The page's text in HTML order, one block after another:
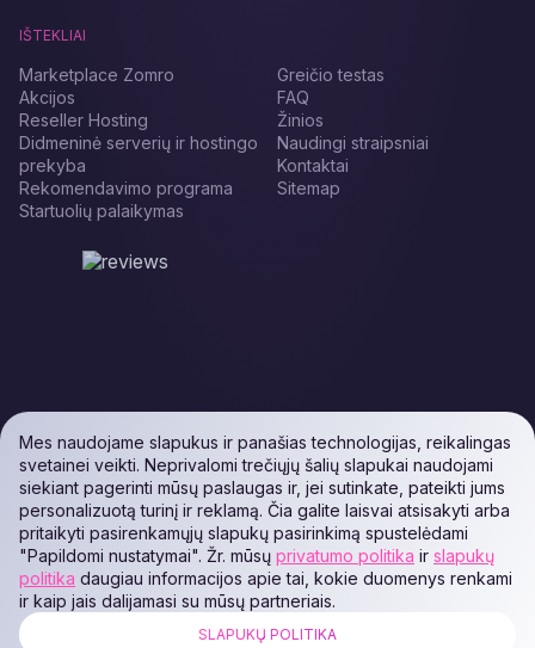
IŠTEKLIAI
Marketplace Zomro
Akcijos
Reseller Hosting
Didmeninė serverių ir hostingo
prekyba
Rekomendavimo programa
Startuolių palaikymas
Greičio testas
FAQ
Žinios
Naudingi straipsniai
Kontaktai
Sitemap
Mes naudojame slapukus ir panašias technologijas, reikalingas
svetainei veikti. Neprivalomi trečiųjų šalių slapukai naudojami
siekiant pagerinti mūsų paslaugas ir, jei sutinkate, pateikti jums
personalizuotą turinį ir reklamą. Čia galite laisvai atsisakyti arba
pritaikyti pasirenkamųjų slapukų pasirinkimą spustelėdami
"Papildomi nustatymai". Žr. mūsų privatumo politika ir slapukų
politika daugiau informacijos apie tai, kokie duomenys renkami
ir kaip jais dalijamasi su mūsų partneriais.
SLAPUKŲ POLITIKA